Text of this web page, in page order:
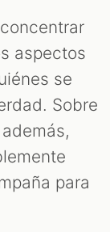
aspectos
se
Sobre
para